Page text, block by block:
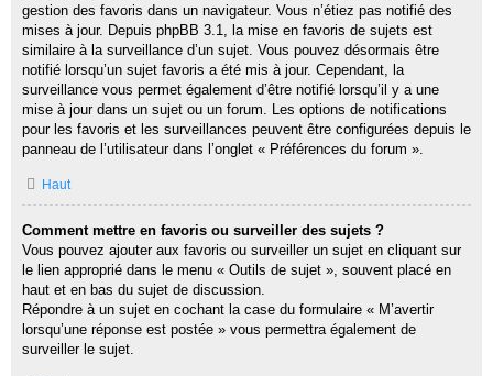
gestion des favoris dans un navigateur. Vous n’étiez pas notifié des
mises à jour. Depuis phpBB 3.1, la mise en favoris de sujets est
similaire à la surveillance d’un sujet. Vous pouvez désormais être
notifié lorsqu’un sujet favoris a été mis à jour. Cependant, la
surveillance vous permet également d’être notifié lorsqu’il y a une
mise à jour dans un sujet ou un forum. Les options de notifications
pour les favoris et les surveillances peuvent être configurées depuis le
panneau de l’utilisateur dans l’onglet « Préférences du forum ».
Haut
Comment mettre en favoris ou surveiller des sujets ?
Vous pouvez ajouter aux favoris ou surveiller un sujet en cliquant sur
le lien approprié dans le menu « Outils de sujet », souvent placé en
haut et en bas du sujet de discussion.
Répondre à un sujet en cochant la case du formulaire « M’avertir
lorsqu’une réponse est postée » vous permettra également de
surveiller le sujet.